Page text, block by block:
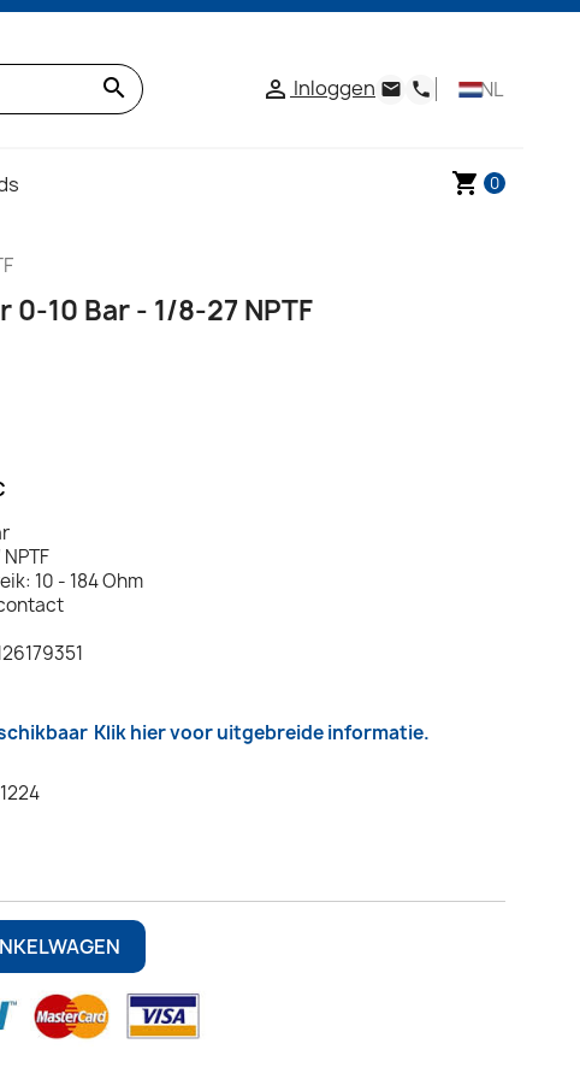
search  Inloggen email phone NL
shopping_cart 0
0-10 Bar - 1/8-27 NPTF
10 - 184 Ohm
Klik hier voor uitgebreide informatie.